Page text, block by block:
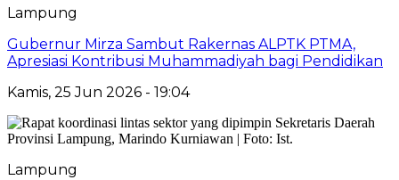
Lampung
Gubernur Mirza Sambut Rakernas ALPTK PTMA,
Apresiasi Kontribusi Muhammadiyah bagi Pendidikan
Kamis, 25 Jun 2026 - 19:04
Lampung